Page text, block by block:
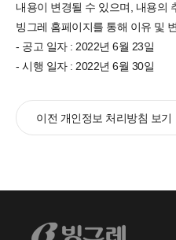
빙그
안녕하세요.
궁금한 내용
주세요.
겠습니다.
내용이 변경될 수 있으며, 내용의
빙그레 홈페이지를 통해 이유 및
- 공고 일자 : 2022년 6월 23일
- 시행 일자 : 2022년 6월 30일
이전 개인정보 처리방침 보기